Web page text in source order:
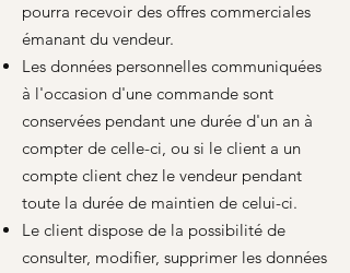
pourra recevoir des offres commerciales
émanant du vendeur.
Les données personnelles communiquées
à l'occasion d'une commande sont
conservées pendant une durée d'un an à
compter de celle-ci, ou si le client a un
compte client chez le vendeur pendant
toute la durée de maintien de celui-ci.
Le client dispose de la possibilité de
consulter, modifier, supprimer les données